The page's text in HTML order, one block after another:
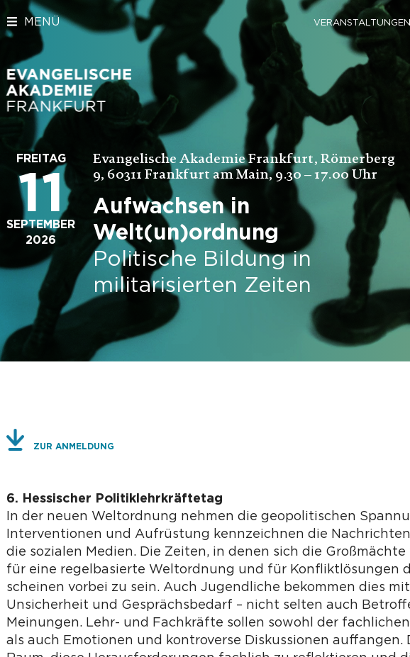
MENÜ VERANSTALTUNGEN
FREITAG
11
SEPTEMBER
2026
Evangelische Akademie Frankfurt, Römerberg
9, 60311 Frankfurt am Main, 9.30 – 17.00 Uhr
Aufwachsen in
Welt(un)ordnung
Politische Bildung in
militarisierten Zeiten
ZUR ANMELDUNG
6. Hessischer Politiklehrkräftetag
In der neuen Weltordnung nehmen die geopolitischen
Interventionen und Aufrüstung kennzeichnen die
die sozialen Medien. Die Zeiten, in denen sich die
für eine regelbasierte Weltordnung und für Konfliktlösungen
scheinen vorbei zu sein. Auch Jugendliche bekommen dies
Unsicherheit und Gesprächsbedarf – nicht selten auch
Meinungen. Lehr- und Fachkräfte sollen sowohl der
als auch Emotionen und kontroverse Diskussionen